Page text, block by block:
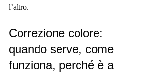
l’altro.
Correzione colore:
quando serve, come
funziona, perché è a